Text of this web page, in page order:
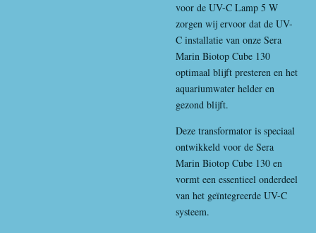
voor de UV-C Lamp 5 W
zorgen wij ervoor dat de UV-
C installatie van onze Sera
Marin Biotop Cube 130
optimaal blijft presteren en het
aquariumwater helder en
gezond blijft.
Deze transformator is speciaal
ontwikkeld voor de Sera
Marin Biotop Cube 130 en
vormt een essentieel onderdeel
van het geïntegreerde UV-C
systeem.